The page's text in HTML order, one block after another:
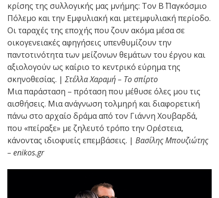
κρίσης της συλλογικής μας μνήμης: Τον Β΄ Παγκόσμιο
Πόλεμο και την Εμφυλιακή και μετεμφυλιακή περίοδο.
Οι ταραχές της εποχής που ζουν ακόμα μέσα σε
οικογενειακές αφηγήσεις υπενθυμίζουν την
παντοτινότητα των μείζονων θεμάτων του έργου και
αξιολογούν ως καίριο το κεντρικό εύρημα της
σκηνοθεσίας. |Στέλλα Χαραμή – Το σπίρτο
Μια παράσταση – πρόταση που μέθυσε όλες μου τις
αισθήσεις. Μια ανάγνωση τολμηρή και διαφορετική
πάνω στο αρχαίο δράμα από τον Γιάννη Χουβαρδά,
που «πείραξε» με ζηλευτό τρόπο την Ορέστεια,
κάνοντας ιδιοφυείς επεμβάσεις. | Βασίλης Μπουζιώτης
– enikos.gr